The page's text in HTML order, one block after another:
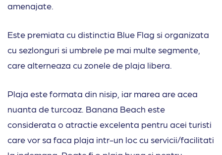
amenajate.
Este premiata cu distinctia Blue Flag si organizata
cu sezlonguri si umbrele pe mai multe segmente,
care alterneaza cu zonele de plaja libera.
Plaja este formata din nisip, iar marea are acea
nuanta de turcoaz. Banana Beach este
considerata o atractie excelenta pentru acei turisti
care vor sa faca plaja intr-un loc cu servicii/facilitati